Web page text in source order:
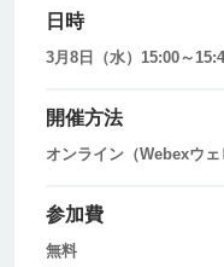
日時
3月8日（水）15:00～
開催方法
オンライン（Webexウェ
参加費
無料